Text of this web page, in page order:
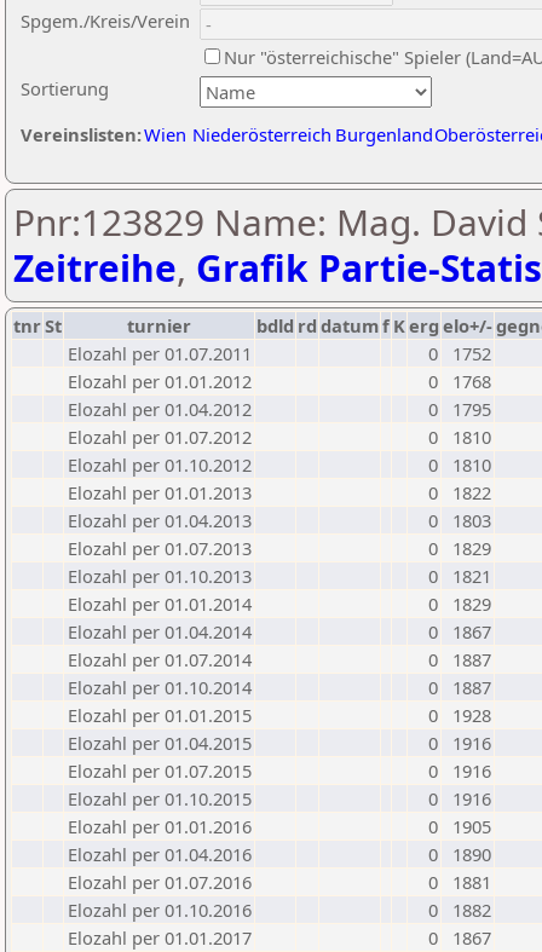
Sortierung
Spgem./Kreis/Verein
Nur "österreichische" Spieler
Vereinslisten:Wien Niederösterreich Burgenland
Pnr:123829 Name: Mag. David
Zeitreihe, Grafik Partie-
tnrSt turnier bdld rd datumf Kerg elo+/-
Elozahl per 01.07.2011
0
1752
Elozahl per 01.01.2012
0
1768
Elozahl per 01.04.2012
0
1795
Elozahl per 01.07.2012
0
1810
Elozahl per 01.10.2012
0
1810
Elozahl per 01.01.2013
0
1822
Elozahl per 01.04.2013
0
1803
Elozahl per 01.07.2013
0
1829
Elozahl per 01.10.2013
0
1821
Elozahl per 01.01.2014
0
1829
Elozahl per 01.04.2014
0
1867
Elozahl per 01.07.2014
0
1887
Elozahl per 01.10.2014
0
1887
Elozahl per 01.01.2015
0
1928
Elozahl per 01.04.2015
0
1916
Elozahl per 01.07.2015
0
1916
Elozahl per 01.10.2015
0
1916
Elozahl per 01.01.2016
0
1905
Elozahl per 01.04.2016
0
1890
Elozahl per 01.07.2016
0
1881
Elozahl per 01.10.2016
0
1882
Elozahl per 01.01.2017
0
1867